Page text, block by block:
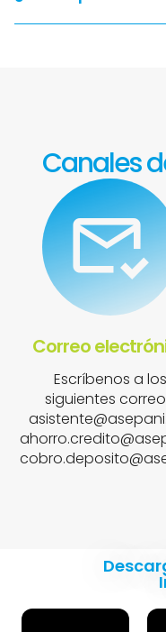
Canales
Correo
Escríbenos a los
siguientes